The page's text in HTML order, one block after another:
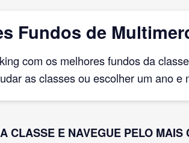
Fundos de
com os melhores fundos da classe
as classes ou escolher um ano
CLASSE E NAVEGUE PELO